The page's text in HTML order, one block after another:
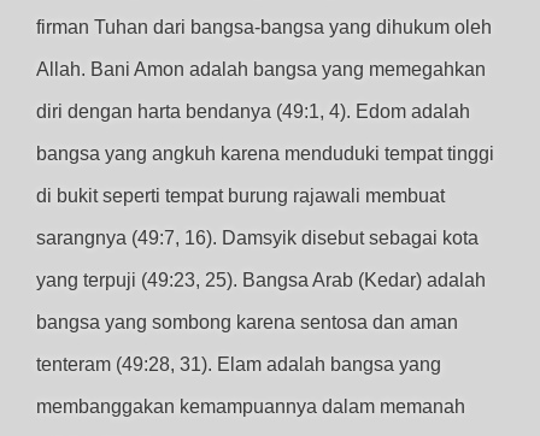
firman Tuhan dari bangsa-bangsa yang dihukum oleh
Allah. Bani Amon adalah bangsa yang memegahkan
diri dengan harta bendanya (49:1, 4). Edom adalah
bangsa yang angkuh karena menduduki tempat tinggi
di bukit seperti tempat burung rajawali membuat
sarangnya (49:7, 16). Damsyik disebut sebagai kota
yang terpuji (49:23, 25). Bangsa Arab (Kedar) adalah
bangsa yang sombong karena sentosa dan aman
tenteram (49:28, 31). Elam adalah bangsa yang
membanggakan kemampuannya dalam memanah